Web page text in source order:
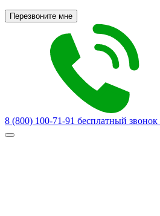
Перезвоните мне
8 (800) 100-71-91 бесплатный